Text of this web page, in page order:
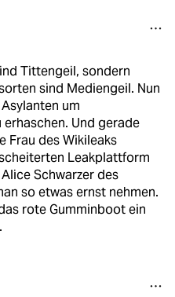
Tittengeil, sondern
sind Mediengeil. Nun
um
Und gerade
Frau des Wikileaks
Leakplattform
Schwarzer des
so etwas ernst nehmen.
rote Gumminboot ein